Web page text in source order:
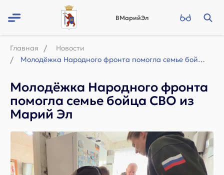
ВМарийЭл
Главная
Новости
Молодёжка Народного фронта помогла семье бойца СВО из Марий Эл
Молодёжка Народного фронта
помогла семье бойца СВО из
Марий Эл